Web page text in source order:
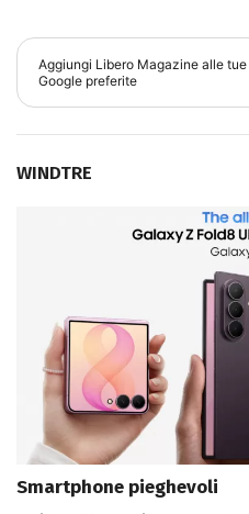
Aggiungi Libero Magazine alle
Google preferite
WINDTRE
Smartphone pieghevoli